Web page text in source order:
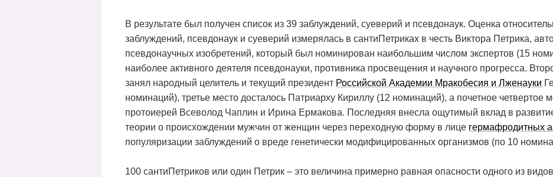
В результате был получен список из 39 заблуждений, суеверий и псевдонаук. Оценка
заблуждений, псевдонаук и суеверий измерялась в сантиПетриках в честь Виктора Петрика,
псевдонаучных изобретений, который был номинирован наибольшим числом экспертов (15
наиболее активного деятеля псевдонауки, противника просвещения и научного прогресса.
занял народный целитель и текущий президент Российской Академии Мракобесия и Лженауки
номинаций), третье место досталось Патриарху Кириллу (12 номинаций), а почетное четвертое
протоиерей Всеволод Чаплин и Ирина Ермакова. Последняя внесла ощутимый вклад в
теории о происхождении мужчин от женщин через переходную форму в лице гермафродитных
популяризации заблуждений о вреде генетически модифицированных организмов (по 10
100 сантиПетриков или один Петрик – это величина примерно равная опасности одного из